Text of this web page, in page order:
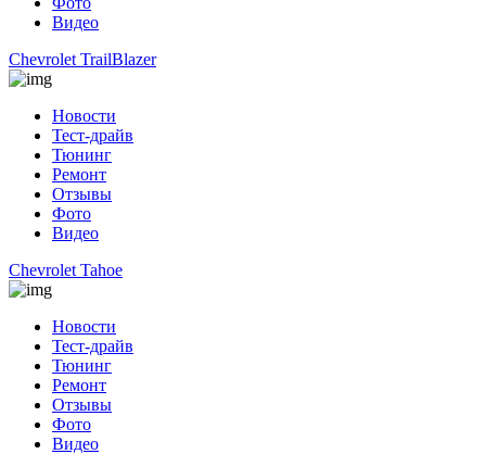
Видео
Chevrolet TrailBlazer
Новости
Тест-драйв
Тюнинг
Ремонт
Отзывы
Фото
Видео
Chevrolet Tahoe
Новости
Тест-драйв
Тюнинг
Ремонт
Отзывы
Фото
Видео